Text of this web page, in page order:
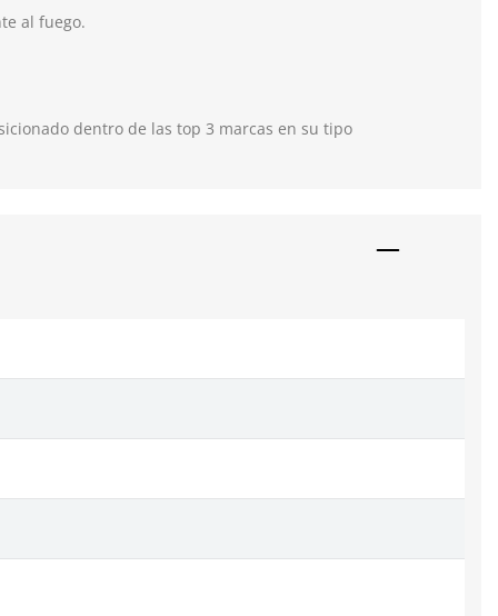
al fuego.
dentro de las top 3 marcas en su tipo